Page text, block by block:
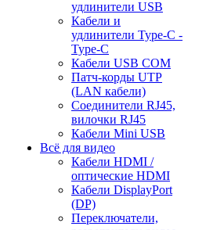
удлинители USB
Кабели и
удлинители Type-C -
Type-C
Кабели USB COM
Патч-корды UTP
(LAN кабели)
Соединители RJ45,
вилочки RJ45
Кабели Mini USB
Всё для видео
Кабели HDMI /
оптические HDMI
Кабели DisplayPort
(DP)
Переключатели,